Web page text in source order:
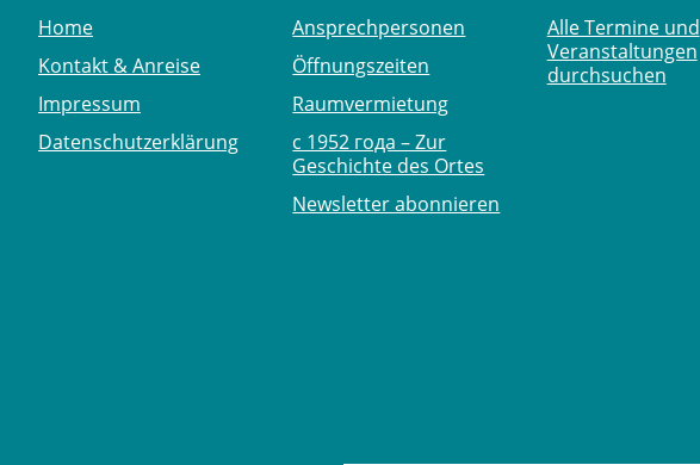
Home
Kontakt & Anreise
Impressum
Datenschutzerklärung
Ansprechpersonen
Öffnungszeiten
Raumvermietung
с 1952 года – Zur
Geschichte des Ortes
Newsletter abonnieren
Alle Termine und
Veranstaltungen
durchsuchen